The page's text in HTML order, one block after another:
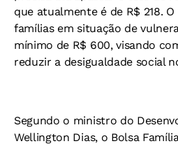
que atualmente é de R$ 218.
famílias em situação de
mínimo de R$ 600, visando
reduzir a desigualdade social
Segundo o ministro do
Wellington Dias, o Bolsa